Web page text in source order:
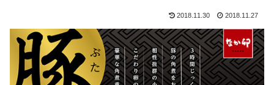
2018.11.30 2018.11.27